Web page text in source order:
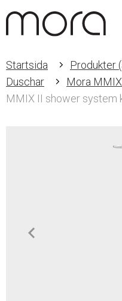
Startsida
Produkter
Duschar
Mora
MMIX II shower system